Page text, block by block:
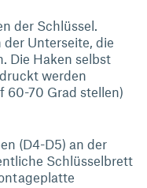
der Schlüssel.
Unterseite, die
Die Haken selbst
werden
60-70 Grad stellen)
(D4-D5) an der
Schlüsselbrett